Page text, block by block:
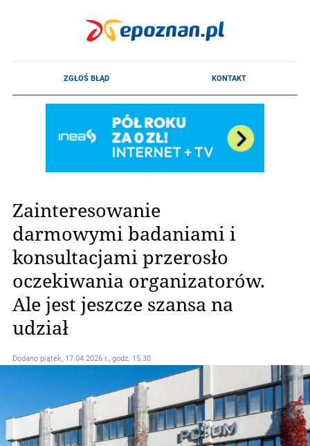
Zainteresowanie
darmowymi badaniami i
konsultacjami przerosło
oczekiwania organizatorów.
Ale jest jeszcze szansa na
udział
Dodano piątek, 17.04.2026 r., godz. 15.30